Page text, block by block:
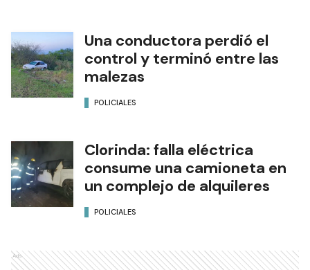
Una conductora perdió el
control y terminó entre las
malezas
POLICIALES
Clorinda: falla eléctrica
consume una camioneta en
un complejo de alquileres
POLICIALES
Ads